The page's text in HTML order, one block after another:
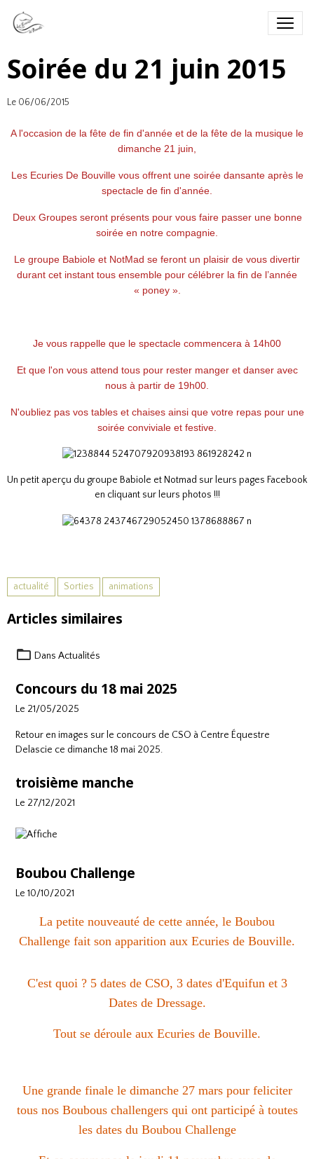
Soirée du 21 juin 2015
Le 06/06/2015
A l'occasion de la fête de fin d'année et de la fête de la musique le
dimanche 21 juin,
Les Ecuries De Bouville vous offrent une soirée dansante après le
spectacle de fin d'année.
Deux Groupes seront présents pour vous faire passer une bonne
soirée en notre compagnie.
Le groupe Babiole et NotMad se feront un plaisir de vous divertir
durant cet instant tous ensemble pour célébrer la fin de l’année
« poney ».
Je vous rappelle que le spectacle commencera à 14h00
Et que l'on vous attend tous pour rester manger et danser avec
nous à partir de 19h00.
N'oubliez pas vos tables et chaises ainsi que votre repas pour une
soirée conviviale et festive.
Un petit aperçu du groupe Babiole et Notmad sur leurs pages Facebook
en cliquant sur leurs photos !!!
actualité Sorties animations
Articles similaires
Dans Actualités
Concours du 18 mai 2025
Le 21/05/2025
Retour en images sur le concours de CSO à Centre Équestre
Delascie ce dimanche 18 mai 2025.
troisième manche
Le 27/12/2021
Boubou Challenge
Le 10/10/2021
La petite nouveauté de cette année, le Boubou
Challenge fait son apparition aux Ecuries de Bouville.
C'est quoi ? 5 dates de CSO, 3 dates d'Equifun et 3
Dates de Dressage.
Tout se déroule aux Ecuries de Bouville.
Une grande finale le dimanche 27 mars pour feliciter
tous nos Boubous challengers qui ont participé à toutes
les dates du Boubou Challenge